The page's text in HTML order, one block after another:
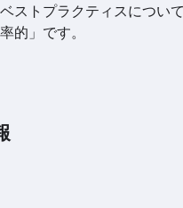
ストプラクティスについ
的」です。